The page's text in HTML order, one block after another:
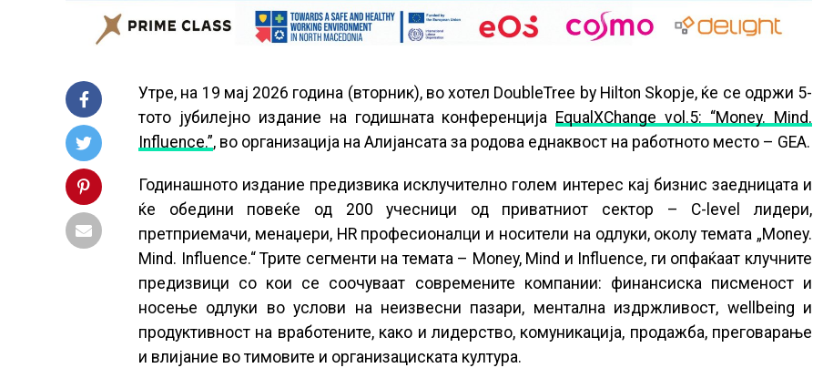
Утре, на 19 мај 2026 година (вторник), во хотел DoubleTree by Hilton Skopje, ќе се одржи 5-
тото јубилејно издание на годишната конференција EqualXChange vol.5: “Money. Mind.
Influence.”, во организација на Алијансата за родова еднаквост на работното место – GEA.
Годинашното издание предизвика исклучително голем интерес кај бизнис заедницата и
ќе обедини повеќе од 200 учесници од приватниот сектор – C-level лидери,
претприемачи, менаџери, HR професионалци и носители на одлуки, околу темата „Money.
Mind. Influence.“ Трите сегменти на темата – Money, Mind и Influence, ги опфаќаат клучните
предизвици со кои се соочуваат современите компании: финансиска писменост и
носење одлуки во услови на неизвесни пазари, ментална издржливост, wellbeing и
продуктивност на вработените, како и лидерство, комуникација, продажба, преговарање
и влијание во тимовите и организациската култура.